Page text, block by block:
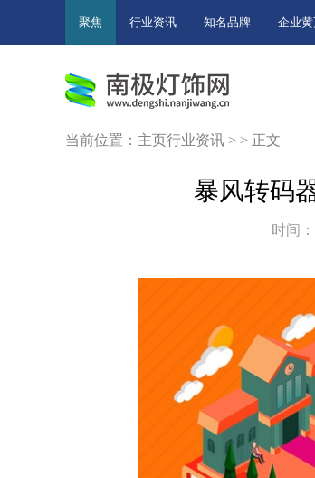
聚焦 行业资讯 知名品牌 企业
当前位置： 主页行业资讯 > > 正文
暴风转码
时间